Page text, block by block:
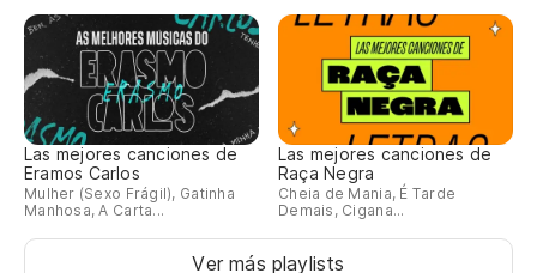
Las mejores canciones de
Eramos Carlos
Mulher (Sexo Frágil), Gatinha
Manhosa, A Carta...
Las mejores canciones de
Raça Negra
Cheia de Mania, É Tarde
Demais, Cigana...
Ver más playlists